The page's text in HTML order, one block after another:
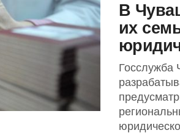
В
их
Госслужба